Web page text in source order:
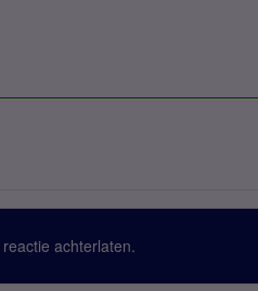
achterlaten.